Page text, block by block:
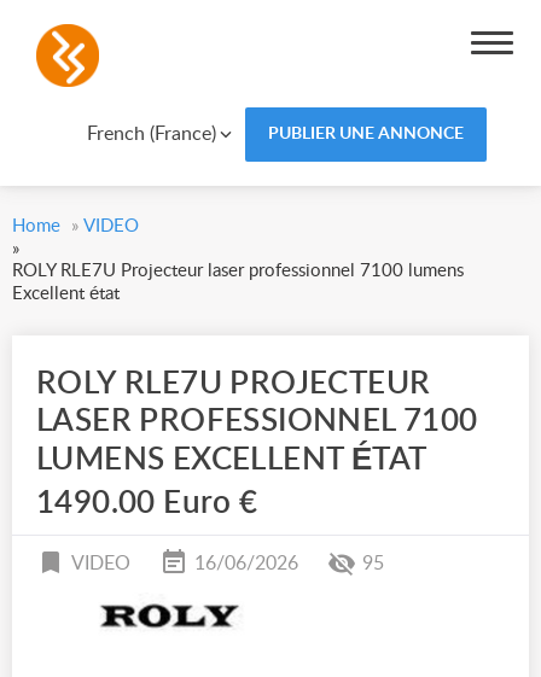
French (France) PUBLIER UNE ANNONCE
Home » VIDEO
»
ROLY RLE7U Projecteur laser professionnel 7100 lumens
Excellent état
ROLY RLE7U PROJECTEUR
LASER PROFESSIONNEL 7100
LUMENS EXCELLENT ÉTAT
1490.00 Euro €
VIDEO 16/06/2026 95